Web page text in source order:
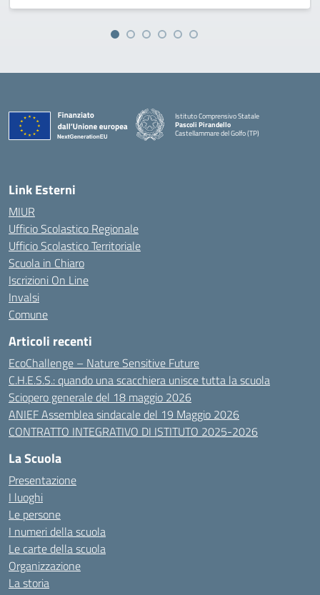
Istituto Comprensivo Statale
Pascoli Pirandello
Castellammare del Golfo (TP)
Link Esterni
MIUR
Ufficio Scolastico Regionale
Ufficio Scolastico Territoriale
Scuola in Chiaro
Iscrizioni On Line
Invalsi
Comune
Articoli recenti
EcoChallenge – Nature Sensitive Future
C.H.E.S.S.: quando una scacchiera unisce tutta la scuola
Sciopero generale del 18 maggio 2026
ANIEF Assemblea sindacale del 19 Maggio 2026
CONTRATTO INTEGRATIVO DI ISTITUTO 2025-2026
La Scuola
Presentazione
I luoghi
Le persone
I numeri della scuola
Le carte della scuola
Organizzazione
La storia